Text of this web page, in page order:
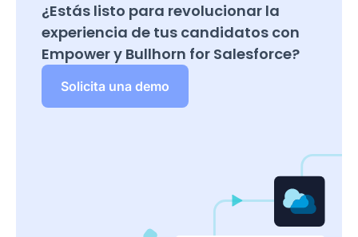
¿Estás listo para revolucionar la
experiencia de tus candidatos con
Empower y Bullhorn for Salesforce?
Solicita una demo